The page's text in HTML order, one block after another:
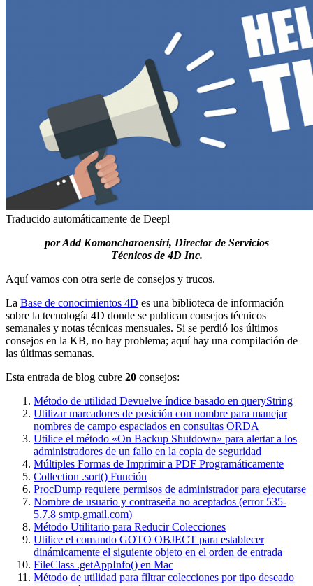
Traducido automáticamente de Deepl
por Add Komoncharoensiri, Director de Servicios
Técnicos de 4D Inc.
Aquí vamos con otra serie de consejos y trucos.
La Base de conocimientos 4D es una biblioteca de información
sobre la tecnología 4D donde se publican consejos técnicos
semanales y notas técnicas mensuales. Si se perdió los últimos
consejos en la KB, no hay problema; aquí hay una compilación de
las últimas semanas.
Esta entrada de blog cubre 20 consejos:
Método de utilidad Devuelve índice basado en queryString
Utilizar marcadores de posición con nombre para manejar
nombres de campo espaciados en consultas ORDA
Utilice el método «On Backup Shutdown» para alertar a los
administradores de un fallo en la copia de seguridad
Múltiples Formas de Imprimir a PDF Programáticamente
Collection .sort() Función
ProcDump requiere permisos de administrador para ejecutarse
Nombre de usuario y contraseña no aceptados (error 535-
5.7.8 smtp.gmail.com)
Método Utilitario para Reducir Colecciones
Utilice el comando GOTO OBJECT para establecer
dinámicamente el siguiente objeto en el orden de entrada
FileClass .getAppInfo() en Mac
Método de utilidad para filtrar colecciones por tipo deseado